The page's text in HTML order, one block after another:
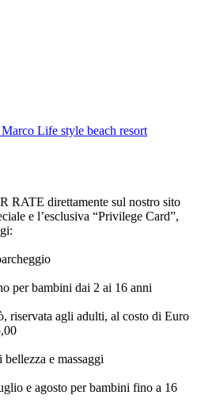
Life style beach resort
RATE direttamente sul nostro sito
e l’esclusiva “Privilege Card”,
per bambini dai 2 ai 16 anni
riservata agli adulti, al costo di Euro
e massaggi
e agosto per bambini fino a 16